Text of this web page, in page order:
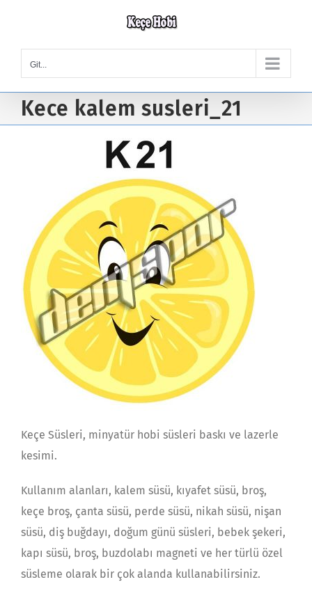
content
Git...
Kece kalem susleri_21
Keçe Süsleri, minyatür hobi süsleri baskı ve lazerle
kesimi.
Kullanım alanları, kalem süsü, kıyafet süsü, broş,
keçe broş, çanta süsü, perde süsü, nikah süsü, nişan
süsü, diş buğdayı, doğum günü süsleri, bebek şekeri,
kapı süsü, broş, buzdolabı magneti ve her türlü özel
süsleme olarak bir çok alanda kullanabilirsiniz.